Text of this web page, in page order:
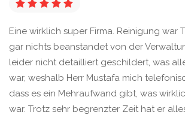
Eine wirklich super Firma. Reinigung war
gar nichts beanstandet von der
leider nicht detailliert geschildert, was
war, weshalb Herr Mustafa mich
dass es ein Mehraufwand gibt, was
war. Trotz sehr begrenzter Zeit hat er